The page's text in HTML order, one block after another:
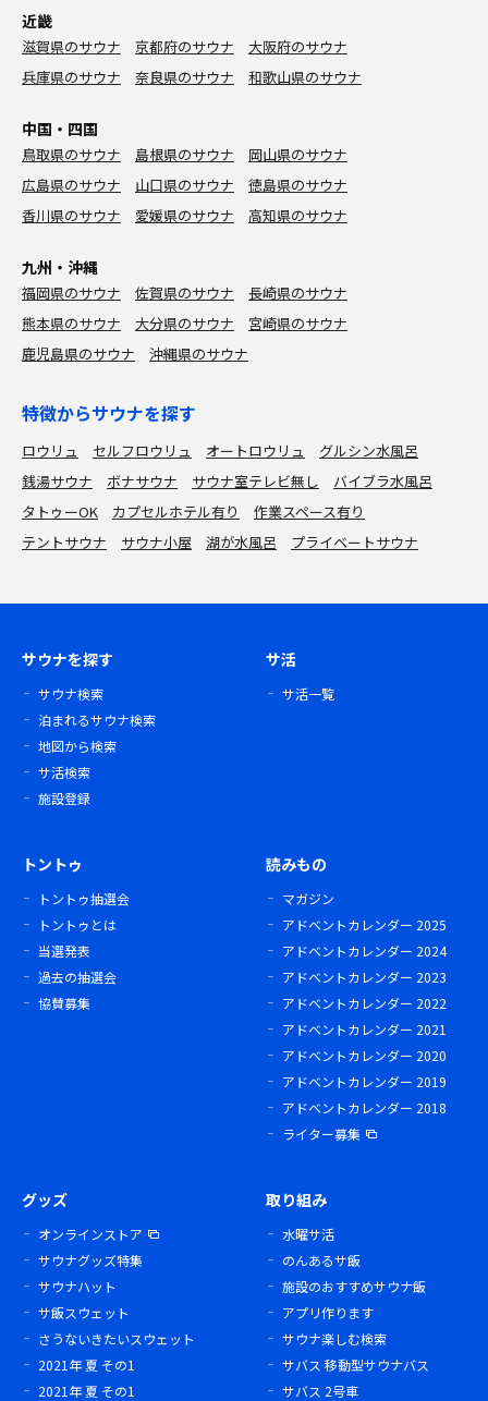
近畿
滋賀県のサウナ 京都府のサウナ
大阪府のサウナ
兵庫県のサウナ
奈良県のサウナ 和歌山県のサウナ
中国・四国
鳥取県のサウナ 島根県のサウナ
岡山県のサウナ
広島県のサウナ
山口県のサウナ
徳島県のサウナ
香川県のサウナ
愛媛県のサウナ 高知県のサウナ
九州・沖縄
福岡県のサウナ 佐賀県のサウナ
長崎県のサウナ
熊本県のサウナ
大分県のサウナ
宮崎県のサウナ
鹿児島県のサウナ
沖縄県のサウナ
特徴からサウナを探す
ロウリュ セルフロウリュ オートロウリュ
グルシン水風呂
銭湯サウナ
ボナサウナ サウナ室テレビ無し
バイブラ水風呂
タトゥーOK
カプセルホテル有り
作業スペース有り
テントサウナ
サウナ小屋 湖が水風呂 プライベートサウナ
サウナを探す
サウナ検索
泊まれるサウナ検索
地図から検索
サ活検索
施設登録
サ活
サ活一覧
トントゥ
トントゥ抽選会
トントゥとは
当選発表
過去の抽選会
協賛募集
読みもの
マガジン
アドベントカレンダー 2025
アドベントカレンダー 2024
アドベントカレンダー 2023
アドベントカレンダー 2022
アドベントカレンダー 2021
アドベントカレンダー 2020
アドベントカレンダー 2019
アドベントカレンダー 2018
ライター募集
グッズ
オンラインストア
サウナグッズ特集
サウナハット
サ飯スウェット
さうないきたいスウェット
2021年 夏 その1
2021年 夏 その1
取り組み
水曜サ活
のんあるサ飯
施設のおすすめサウナ飯
アプリ作ります
サウナ楽しむ検索
サバス 移動型サウナバス
サバス 2号車